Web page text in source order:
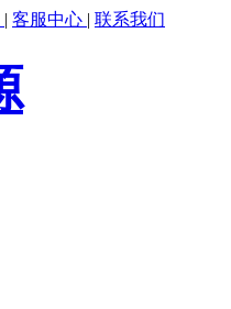
| 客服中心 | 联系我们